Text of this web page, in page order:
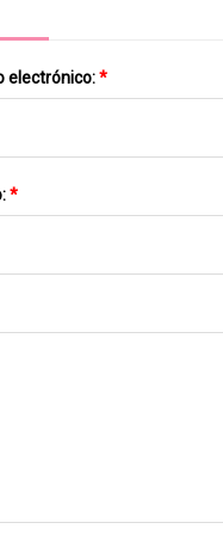
electrónico:*
*